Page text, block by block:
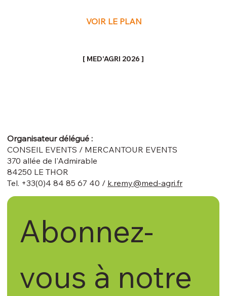
VOIR LE PLAN
[ MED'AGRI 2026 ]
Organisateur délégué :
CONSEIL EVENTS / MERCANTOUR EVENTS
370 allée de l'Admirable
84250 LE THOR
Tel. +33(0)4 84 85 67 40 / k.remy@med-agri.fr
Abonnez-
vous à notre